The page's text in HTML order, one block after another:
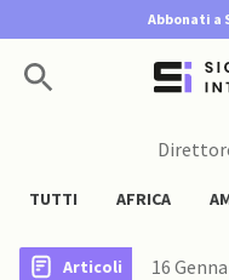
Abbonati a
TUTTI AFRICA
Articoli 16